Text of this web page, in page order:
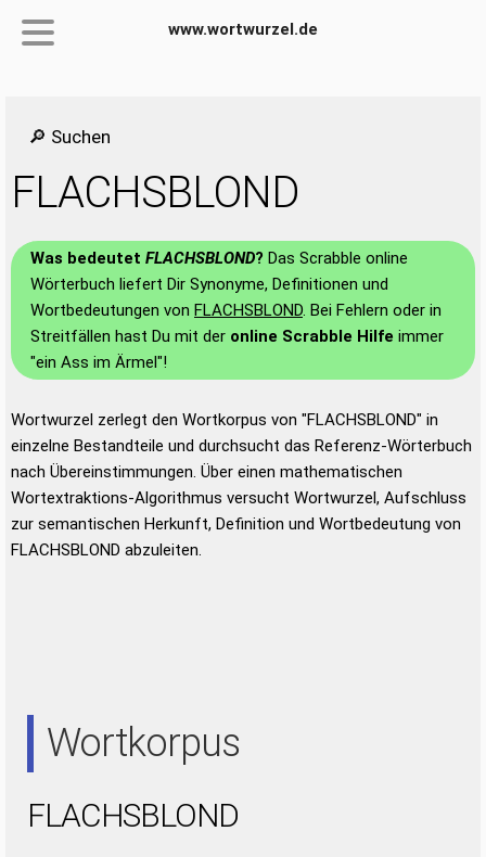
www.wortwurzel.de
🔎 Suchen
FLACHSBLOND
Was bedeutet FLACHSBLOND? Das Scrabble online
Wörterbuch liefert Dir Synonyme, Definitionen und
Wortbedeutungen von FLACHSBLOND. Bei Fehlern oder in
Streitfällen hast Du mit der online Scrabble Hilfe immer
"ein Ass im Ärmel"!
Wortwurzel zerlegt den Wortkorpus von "FLACHSBLOND" in
einzelne Bestandteile und durchsucht das Referenz-Wörterbuch
nach Übereinstimmungen. Über einen mathematischen
Wortextraktions-Algorithmus versucht Wortwurzel, Aufschluss
zur semantischen Herkunft, Definition und Wortbedeutung von
FLACHSBLOND abzuleiten.
Wortkorpus
FLACHSBLOND